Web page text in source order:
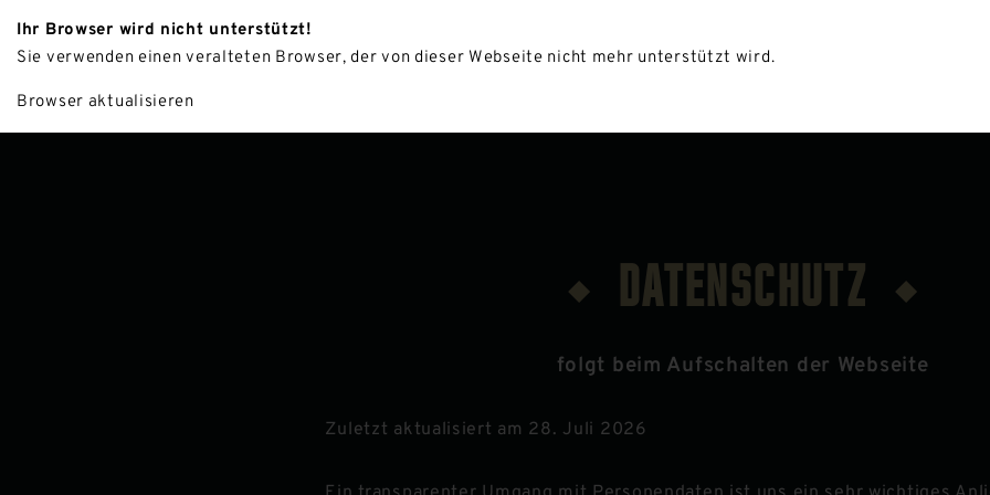
DATENSCHUTZ
folgt beim Aufschalten der Webseite
Zuletzt aktualisiert am 28. Juli 2026
Ihr Browser wird nicht unterstützt!
Sie verwenden einen veralteten Browser, der von dieser Webseite nicht mehr unterstützt wird.
Browser aktualisieren